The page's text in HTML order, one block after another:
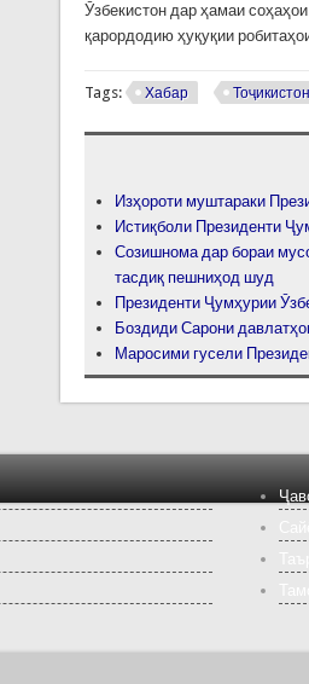
Ӯзбекистон дар ҳамаи
қарордодию ҳуқуқии
Tags: Хабар
Изҳороти муштараки
Истиқболи Президенти
Созишнома дар бораи
тасдиқ пешниҳод шуд
Президенти Ҷумҳурии
Боздиди Сарони
Маросими гусели